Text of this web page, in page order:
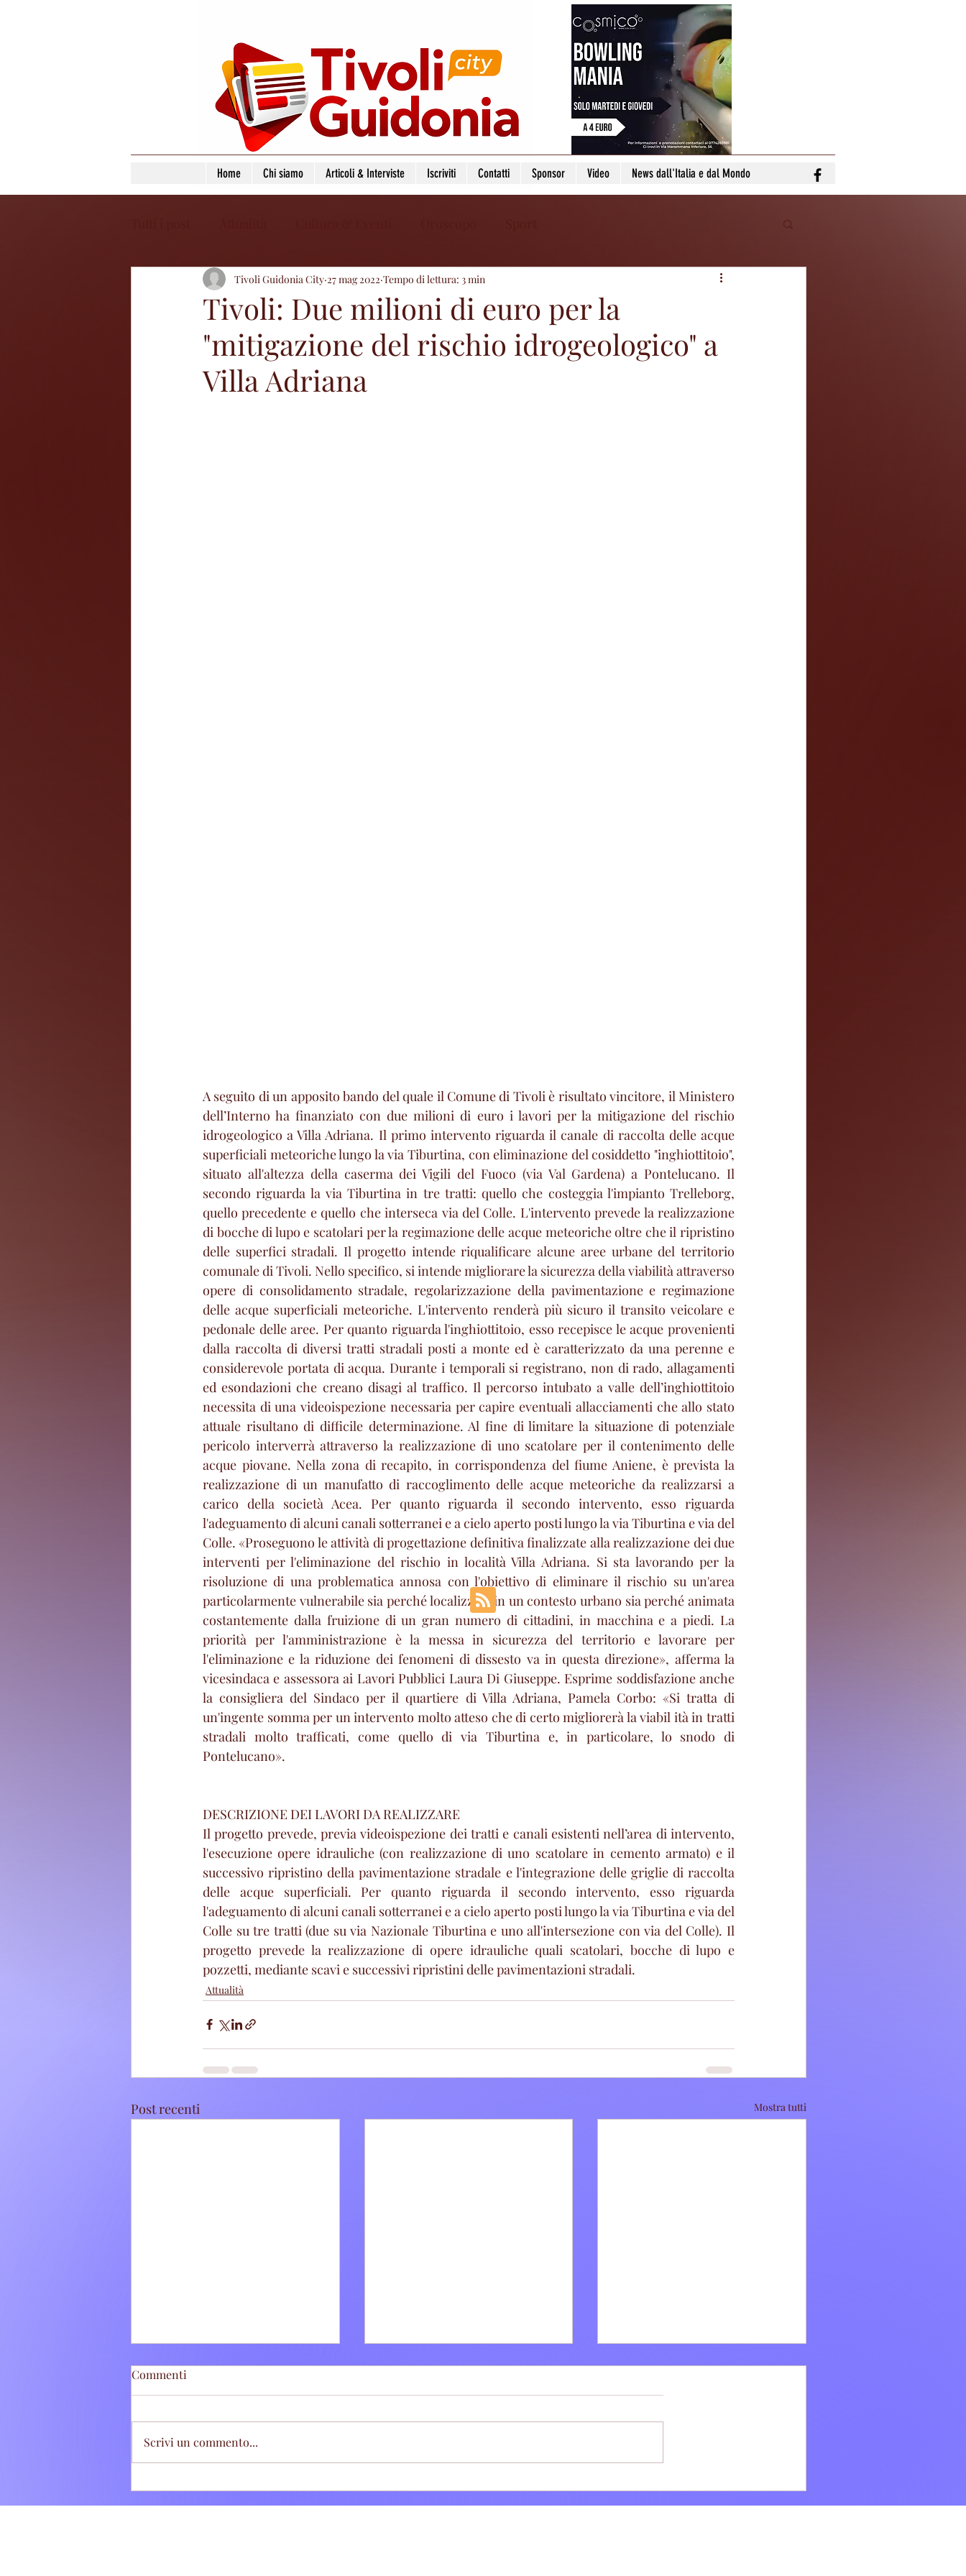
Home Chi siamo Articoli & Interviste Iscriviti Contatti Sponsor Video News dall'Italia e dal Mondo
Tivoli: Due milioni di euro per la
"mitigazione del rischio idrogeologico" a
Villa Adriana
Tivoli Guidonia City 27 mag 2022 Tempo di lettura: 3 min
A seguito di un apposito bando del quale il Comune di Tivoli è risultato vincitore, il Ministero
dell’Interno ha finanziato con due milioni di euro i lavori per la mitigazione del rischio
idrogeologico a Villa Adriana. Il primo intervento riguarda il canale di raccolta delle acque
superficiali meteoriche lungo la via Tiburtina, con eliminazione del cosiddetto "inghiottitoio",
situato all'altezza della caserma dei Vigili del Fuoco (via Val Gardena) a Pontelucano. Il
secondo riguarda la via Tiburtina in tre tratti: quello che costeggia l'impianto Trelleborg,
quello precedente e quello che interseca via del Colle. L'intervento prevede la realizzazione
di bocche di lupo e scatolari per la regimazione delle acque meteoriche oltre che il ripristino
delle superfici stradali. Il progetto intende riqualificare alcune aree urbane del territorio
comunale di Tivoli. Nello specifico, si intende migliorare la sicurezza della viabilità attraverso
opere di consolidamento stradale, regolarizzazione della pavimentazione e regimazione
delle acque superficiali meteoriche. L'intervento renderà più sicuro il transito veicolare e
pedonale delle aree. Per quanto riguarda l'inghiottitoio, esso recepisce le acque provenienti
dalla raccolta di diversi tratti stradali posti a monte ed è caratterizzato da una perenne e
considerevole portata di acqua. Durante i temporali si registrano, non di rado, allagamenti
ed esondazioni che creano disagi al traffico. Il percorso intubato a valle dell’inghiottitoio
necessita di una videoispezione necessaria per capire eventuali allacciamenti che allo stato
attuale risultano di difficile determinazione. Al fine di limitare la situazione di potenziale
pericolo interverrà attraverso la realizzazione di uno scatolare per il contenimento delle
acque piovane. Nella zona di recapito, in corrispondenza del fiume Aniene, è prevista la
realizzazione di un manufatto di raccoglimento delle acque meteoriche da realizzarsi a
carico della società Acea. Per quanto riguarda il secondo intervento, esso riguarda
l'adeguamento di alcuni canali sotterranei e a cielo aperto posti lungo la via Tiburtina e via del
Colle. «Proseguono le attività di progettazione definitiva finalizzate alla realizzazione dei due
interventi per l'eliminazione del rischio in località Villa Adriana. Si sta lavorando per la
risoluzione di una problematica annosa con l'obiettivo di eliminare il rischio su un'area
particolarmente vulnerabile sia perché localizzata in un contesto urbano sia perché animata
costantemente dalla fruizione di un gran numero di cittadini, in macchina e a piedi. La
priorità per l'amministrazione è la messa in sicurezza del territorio e lavorare per
l'eliminazione e la riduzione dei fenomeni di dissesto va in questa direzione», afferma la
vicesindaca e assessora ai Lavori Pubblici Laura Di Giuseppe. Esprime soddisfazione anche
la consigliera del Sindaco per il quartiere di Villa Adriana, Pamela Corbo: «Si tratta di
un'ingente somma per un intervento molto atteso che di certo migliorerà la viabil ità in tratti
stradali molto trafficati, come quello di via Tiburtina e, in particolare, lo snodo di
Pontelucano».
DESCRIZIONE DEI LAVORI DA REALIZZARE
Il progetto prevede, previa videoispezione dei tratti e canali esistenti nell’area di intervento,
l'esecuzione opere idrauliche (con realizzazione di uno scatolare in cemento armato) e il
successivo ripristino della pavimentazione stradale e l'integrazione delle griglie di raccolta
delle acque superficiali. Per quanto riguarda il secondo intervento, esso riguarda
l'adeguamento di alcuni canali sotterranei e a cielo aperto posti lungo la via Tiburtina e via del
Colle su tre tratti (due su via Nazionale Tiburtina e uno all'intersezione con via del Colle). Il
progetto prevede la realizzazione di opere idrauliche quali scatolari, bocche di lupo e
pozzetti, mediante scavi e successivi ripristini delle pavimentazioni stradali.
Attualità
Post recenti Mostra tutti
abbandoni di rifiuti, sette
Polinesi-Cinti festeggia 61
delle VILLÆ continua dopo il
Commenti
Scrivi un commento...